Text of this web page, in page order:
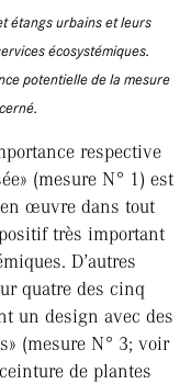
étangs urbains et leurs
écosystémiques.
potentielle de la mesure
respective
(mesure N° 1) est
œuvre dans tout
très important
D’autres
quatre des cinq
un design avec des
(mesure N° 3; voir
de plantes